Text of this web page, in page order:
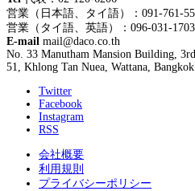
営業（日本語、タイ語）：091-761-
営業（タイ語、英語）：096-031-1703
E-mail mail@daco.co.th
No. 33 Manutham Mansion Building,
51, Khlong Tan Nuea, Wattana,
Twitter
Facebook
Instagram
RSS
会社概要
利用規則
プライバシーポリシー